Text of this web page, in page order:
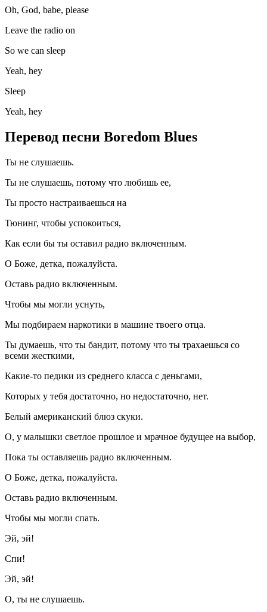
Oh, God, babe, please
Leave the radio on
So we can sleep
Yeah, hey
Sleep
Yeah, hey
Перевод песни Boredom Blues
Ты не слушаешь.
Ты не слушаешь, потому что любишь ее,
Ты просто настраиваешься на
Тюнинг, чтобы успокоиться,
Как если бы ты оставил радио включенным.
О Боже, детка, пожалуйста.
Оставь радио включенным.
Чтобы мы могли уснуть,
Мы подбираем наркотики в машине твоего отца.
Ты думаешь, что ты бандит, потому что ты трахаешься со
всеми жесткими,
Какие-то педики из среднего класса с деньгами,
Которых у тебя достаточно, но недостаточно, нет.
Белый американский блюз скуки.
О, у малышки светлое прошлое и мрачное будущее на выбор,
Пока ты оставляешь радио включенным.
О Боже, детка, пожалуйста.
Оставь радио включенным.
Чтобы мы могли спать.
Эй, эй!
Спи!
Эй, эй!
О, ты не слушаешь.